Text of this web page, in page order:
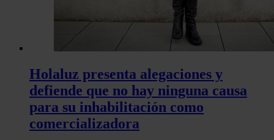
Holaluz presenta alegaciones y
defiende que no hay ninguna causa
para su inhabilitación como
comercializadora